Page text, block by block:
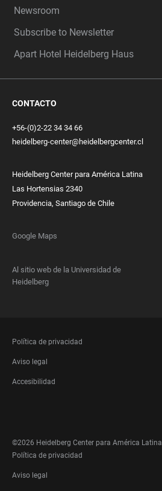
Newsroom
Subscribe to Newsletter
Apart Hotel Heidelberg Haus
CONTACTO
+56-(0)2-22 34 34 66
heidelberg-center@heidelbergcenter.cl
Heidelberg Center para América Latina
Las Hortensias 2340
Providencia, Santiago de Chile
Google Maps
Al sitio web de la Universidad de
Heidelberg
FOOTER
LEGAL
Política de privacidad
Aviso legal
Accesibilidad
MEDIA
©2026 Heidelberg Center para América Latina
FOOTER
LEGAL
Política de privacidad
Aviso legal